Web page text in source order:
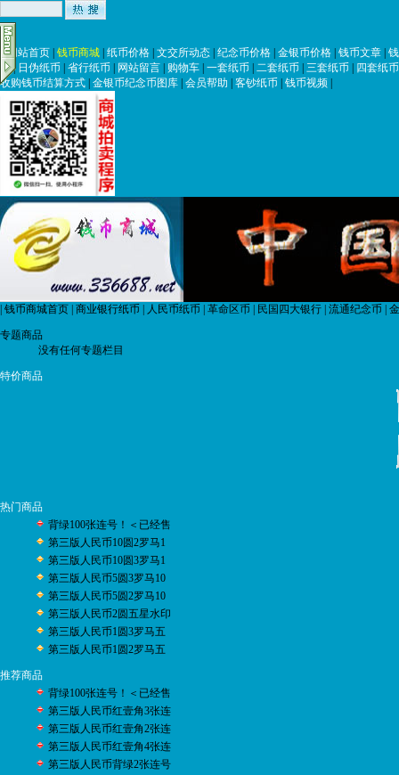
|网站首页 钱币商城 纸币价格 文交所动态 纪念币价格 金银币价格 钱币文章
币| 日伪纸币 省行纸币 网站留言 购物车 一套纸币 二套纸币 三套纸币
四套纸币
收购钱币结算方式 金银币纪念币图库 会员帮助 客钞纸币 钱币视频
钱币商城首页 商业银行纸币 人民币纸币 革命区币 民国四大银行 流通纪念币
专题商品
没有任何专题栏目
特价商品
热门商品
背绿100张连号！＜已经售
第三版人民币10圆2罗马1
第三版人民币10圆3罗马1
第三版人民币5圆3罗马10
第三版人民币5圆2罗马10
第三版人民币2圆五星水印
第三版人民币1圆3罗马五
第三版人民币1圆2罗马五
推荐商品
背绿100张连号！＜已经售
第三版人民币红壹角3张连
第三版人民币红壹角2张连
第三版人民币红壹角4张连
第三版人民币背绿2张连号